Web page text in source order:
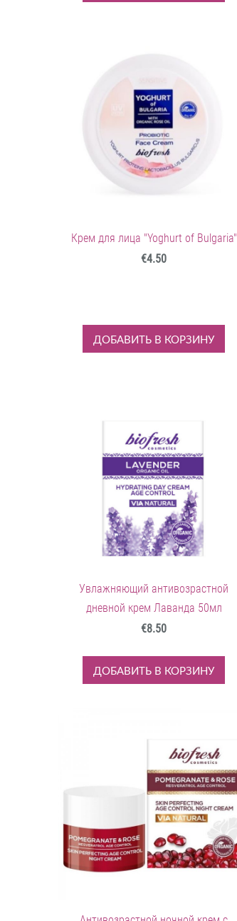
Крем для лица "Yoghurt of Bulgaria"
€4.50
ДОБАВИТЬ В КОРЗИНУ
Увлажняющий антивозрастной
дневной крем Лаванда 50мл
€8.50
ДОБАВИТЬ В КОРЗИНУ